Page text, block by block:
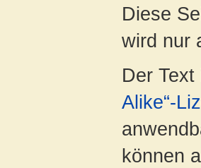
Diese
wird nur
Der
Alike“-
können